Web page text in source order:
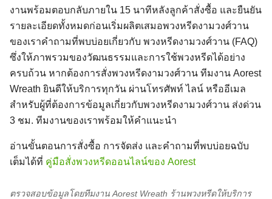
Search
for:
งานพร้อมตอบกลับภายใน 15 นาทีหลังลูกค้าสั่งซื้อ และยืนยัน
รายละเอียดทั้งหมดก่อนเริ่มผลิตเสมอพวงหรีดงามวงศ์วาน
ของเราคำถามที่พบบ่อยเกี่ยวกับ พวงหรีดงามวงศ์วาน (FAQ)
ซึ่งให้ภาพรวมของวัฒนธรรมและการใช้พวงหรีดได้อย่าง
ครบถ้วน หากต้องการสั่งพวงหรีดงามวงศ์วาน ทีมงาน Aorest
Wreath ยินดีให้บริการทุกวัน ผ่านโทรศัพท์ ไลน์ หรืออีเมล
สำหรับผู้ที่ต้องการข้อมูลเกี่ยวกับพวงหรีดงามวงศ์วาน ส่งด่วน
3 ชม. ทีมงานของเราพร้อมให้คำแนะนำ
อ่านขั้นตอนการสั่งซื้อ การจัดส่ง และคำถามที่พบบ่อยฉบับ
เต็มได้ที่ คู่มือสั่งพวงหรีดออนไลน์ของ Aorest
ตรวจสอบข้อมูลโดยทีมงาน Aorest Wreath ร้านพวงหรีดให้บริการ